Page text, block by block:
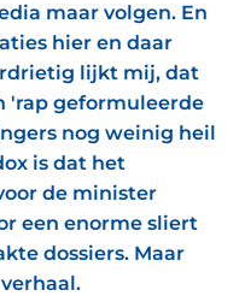
maar volgen. En
hier en daar
lijkt mij, dat
'rap geformuleerde
nog weinig heil
is dat het
de minister
een enorme sliert
dossiers. Maar